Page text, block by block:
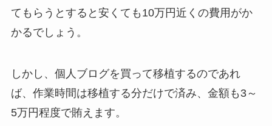
てもらうとすると安くても10万円近くの費用がか
かるでしょう。
しかし、個人ブログを買って移植するのであれ
ば、作業時間は移植する分だけで済み、金額も3～
5万円程度で賄えます。